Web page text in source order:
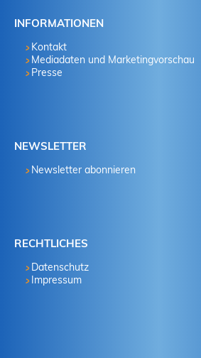
INFORMATIONEN
Kontakt
Mediadaten und Marketingvorschau
Presse
NEWSLETTER
Newsletter abonnieren
RECHTLICHES
Datenschutz
Impressum